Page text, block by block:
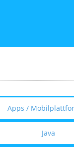
Apps /
Java